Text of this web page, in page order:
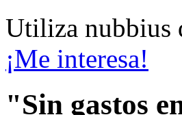
Utiliza nubbius
¡Me interesa!
"Sin gastos